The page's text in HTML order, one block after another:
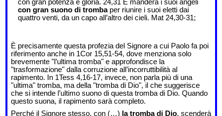
con gran potenza e gloria. 24,31 E manderà i suoi angeli
con gran suono di trombaper riunire i suoi eletti dai
quattro venti, da un capo all’altro dei cieli. Mat 24,30-31;
È precisamente questa profezia del Signore a cui Paolo fa poi
riferimento anche in 1Cor 15,51-54, dove menziona solo
brevemente "l’ultima tromba" e approfondisce la
"trasformazione" dalla corruzione all’incorruttibilità al
rapimento. In 1Tess 4,16-17, invece, non parla più di una
"ultima" tromba, ma della "tromba di Dio", il che suggerisce
che si intende l’ultimo suono di questa tromba di Dio. Quando
questo suona, il rapimento sarà completo.
Perché il Signore stesso, con (…) la tromba di Dio, scenderà